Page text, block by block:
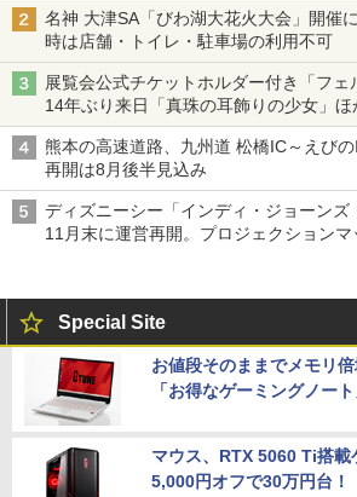
名神 大津SA「びわ湖大花火大会」開催
時は店舗・トイレ・駐車場の利用不可
展覧会公式チケットホルダー付き「フェ
14年ぶり来日「真珠の耳飾りの少女」
熊本の高速道路、九州道 松橋IC～えび
再開は8月後半見込み
ディズニーシー「インディ・ジョーンズ
11月末に運営再開。プロジェクション
Special Site
お値段そのままでメモリ
「お得なゲーミングノート
マウス、RTX 5060 Ti搭載
5,000円オフで30万円台！